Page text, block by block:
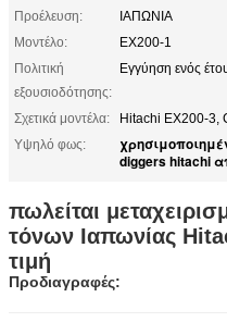
Προέλευση:
ΙΑΠΩΝΙΑ
Μοντέλο:
EX200-1
Πολιτική
εξουσιοδότησης:
Εγγύηση ενός
Σχετικά μοντέλα:
Hitachi EX200-3,
Υψηλό φως:
diggers hitachi
πωλείται
τόνων Ιαπωνίας
τιμή
Προδιαγραφές: